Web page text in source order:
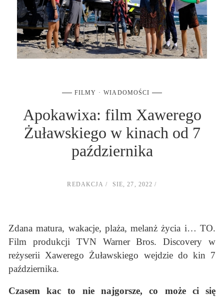
FILMY WIADOMOŚCI
Apokawixa: film Xawerego
Żuławskiego w kinach od 7
października
REDAKCJA SIE, 27, 2022
Zdana matura, wakacje, plaża, melanż życia i… TO.
Film produkcji TVN Warner Bros. Discovery w
reżyserii Xawerego Żuławskiego wejdzie do kin 7
października.
Czasem kac to nie najgorsze, co może ci się